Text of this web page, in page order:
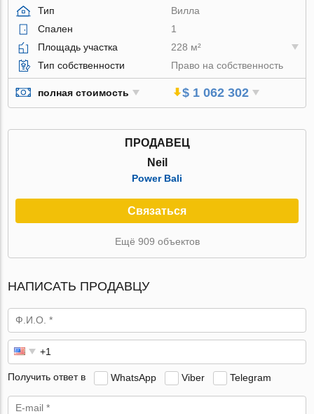
Тип
Вилла
Спален
1
Площадь участка
228 м²
Тип собственности
Право на собственность
полная стоимость $ 1 062 302
ПРОДАВЕЦ
Neil
Power Bali
Связаться
Ещё 909 объектов
НАПИСАТЬ ПРОДАВЦУ
Получить ответ в WhatsApp Viber Telegram